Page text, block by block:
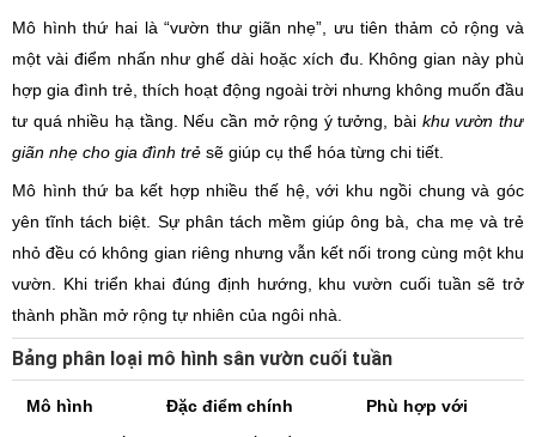
Mô hình thứ hai là “vườn thư giãn nhẹ”, ưu tiên thảm cỏ rộng và
một vài điểm nhấn như ghế dài hoặc xích đu. Không gian này phù
hợp gia đình trẻ, thích hoạt động ngoài trời nhưng không muốn đầu
tư quá nhiều hạ tầng. Nếu cần mở rộng ý tưởng, bài khu vườn thư
giãn nhẹ cho gia đình trẻ sẽ giúp cụ thể hóa từng chi tiết.
Mô hình thứ ba kết hợp nhiều thế hệ, với khu ngồi chung và góc
yên tĩnh tách biệt. Sự phân tách mềm giúp ông bà, cha mẹ và trẻ
nhỏ đều có không gian riêng nhưng vẫn kết nối trong cùng một khu
vườn. Khi triển khai đúng định hướng, khu vườn cuối tuần sẽ trở
thành phần mở rộng tự nhiên của ngôi nhà.
Bảng phân loại mô hình sân vườn cuối tuần
Mô hình Đặc điểm chính
Phù hợp với